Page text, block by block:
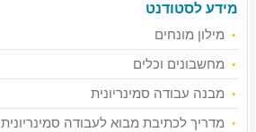
מידע לסטודנט
מילון מונחים
מחשבונים וכלים
מבנה עבודה סמינריונית
מדריך לכתיבת מבוא לעבודה סמינריונית